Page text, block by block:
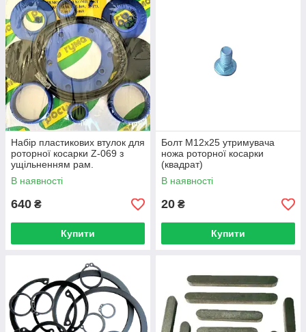
Набір пластикових втулок для
роторної косарки Z-069 з
ущільненням рам.
В наявності
640 ₴
Купити
Болт М12х25 утримувача
ножа роторної косарки
(квадрат)
В наявності
20 ₴
Купити